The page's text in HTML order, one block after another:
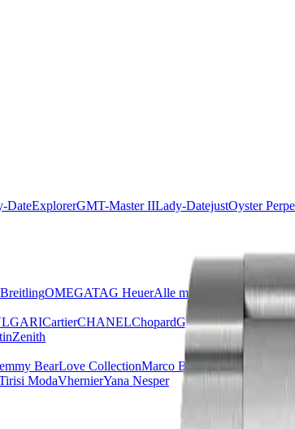
DateExplorerGMT-Master IILady-DatejustOyster
BreitlingOMEGATAG HeuerAlle merken
CartierCHANELChopardGrand SeikoHublot
Zenith
BearLove CollectionMarco Bicego Messika
ModaVhernierYana Nesper